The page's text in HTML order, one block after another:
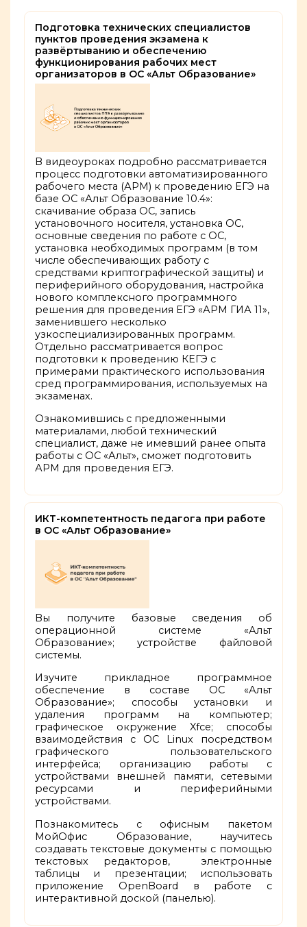
Подготовка технических специалистов
пунктов проведения экзамена к
развёртыванию и обеспечению
функционирования рабочих мест
организаторов в ОС «Альт Образование»
В видеоуроках подробно рассматривается
процесс подготовки автоматизированного
рабочего места (АРМ) к проведению ЕГЭ на
базе ОС «Альт Образование 10.4»:
скачивание образа ОС, запись
установочного носителя, установка ОС,
основные сведения по работе с ОС,
установка необходимых программ (в том
числе обеспечивающих работу с
средствами криптографической защиты) и
периферийного оборудования, настройка
нового комплексного программного
решения для проведения ЕГЭ «АРМ ГИА 11»,
заменившего несколько
узкоспециализированных программ.
Отдельно рассматривается вопрос
подготовки к проведению КЕГЭ с
примерами практического использования
сред программирования, используемых на
экзаменах.
Ознакомившись с предложенными
материалами, любой технический
специалист, даже не имевший ранее опыта
работы с ОС «Альт», сможет подготовить
АРМ для проведения ЕГЭ.
ИКТ-компетентность педагога при работе
в ОС «Альт Образование»
Вы получите базовые сведения об
операционной системе «Альт
Образование»; устройстве файловой
системы.
Изучите прикладное программное
обеспечение в составе ОС «Альт
Образование»; способы установки и
удаления программ на компьютер;
графическое окружение Xfce; способы
взаимодействия с ОС Linux посредством
графического пользовательского
интерфейса; организацию работы с
устройствами внешней памяти, сетевыми
ресурсами и периферийными
устройствами.
Познакомитесь с офисным пакетом
МойОфис Образование, научитесь
создавать текстовые документы с помощью
текстовых редакторов, электронные
таблицы и презентации; использовать
приложение OpenBoard в работе с
интерактивной доской (панелью).